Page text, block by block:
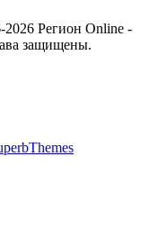
Регион Online -
защищены.